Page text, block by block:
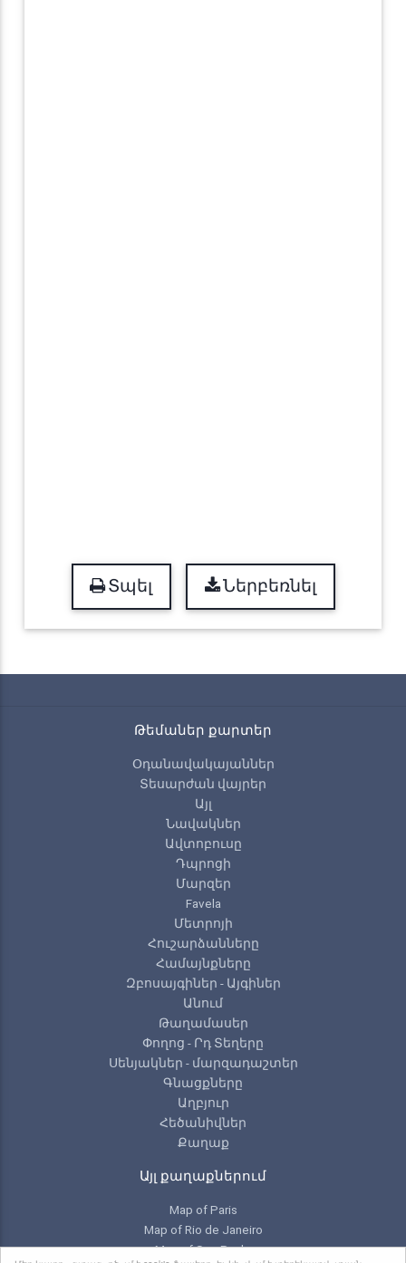
Տպել Ներբեռնել
Թեմաներ քարտեր
Օդանավակայաններ
Տեսարժան վայրեր
Այլ
Նավակներ
Ավտոբուսը
Դպրոցի
Մարզեր
Favela
Մետրոյի
Հուշարձանները
Համայնքները
Զբոսայգիներ - Այգիներ
Անում
Թաղամասեր
Փողոց - Րդ Տեղերը
Սենյակներ - մարզադաշտեր
Գնացքները
Աղբյուր
Հեծանիվներ
Քաղաք
Այլ քաղաքներում
Map of Paris
Map of Rio de Janeiro
Map of Sao Paulo